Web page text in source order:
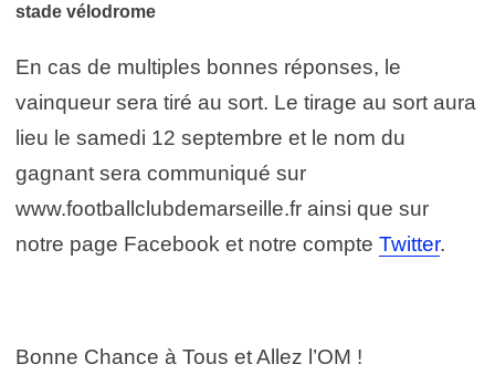
stade vélodrome
En cas de multiples bonnes réponses, le
vainqueur sera tiré au sort. Le tirage au sort aura
lieu le samedi 12 septembre et le nom du
gagnant sera communiqué sur
www.footballclubdemarseille.fr ainsi que sur
notre page Facebook et notre compte Twitter.
Bonne Chance à Tous et Allez l’OM !